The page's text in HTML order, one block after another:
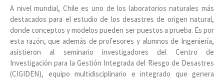
A nivel mundial, Chile es uno de los laboratorios naturales más
destacados para el estudio de los desastres de origen natural,
donde conceptos y modelos pueden ser puestos a prueba. Es por
esta razón, que además de profesores y alumnos de Ingeniería,
asistieron al seminario investigadores del Centro de
Investigación para la Gestión Integrada del Riesgo de Desastres
(CIGIDEN), equipo multidisciplinario e integrado que genera